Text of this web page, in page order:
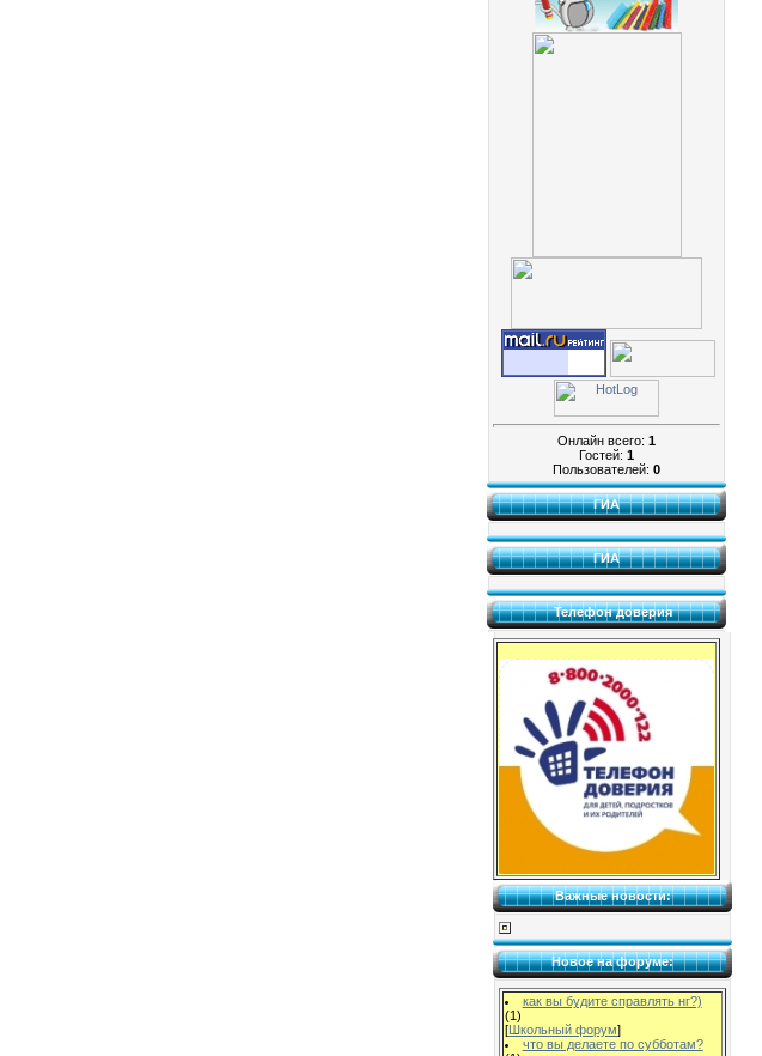
Онлайн всего: 1
Гостей: 1
Пользователей: 0
ГИА
ГИА
Телефон доверия
Важные новости:
Новое на форуме:
как вы будите справлять нг?)
(1)
[Школьный форум]
что вы делаете по субботам?